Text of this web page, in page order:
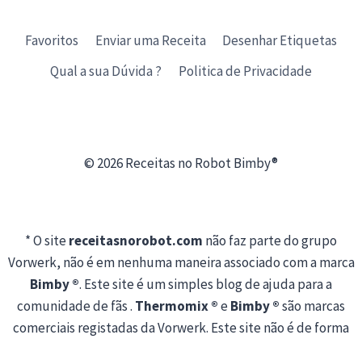
Favoritos Enviar uma Receita
Desenhar Etiquetas
Qual a sua Dúvida ?
Politica de Privacidade
© 2026 Receitas no Robot Bimby®
* O sitereceitasnorobot.com não faz parte do grupo
Vorwerk, não é em nenhuma maneira associado com a marca
Bimby ®. Este site é um simples blog de ajuda para a
comunidade de fãs . Thermomix ®eBimby ®são marcas
comerciais registadas da Vorwerk. Este site não é de forma